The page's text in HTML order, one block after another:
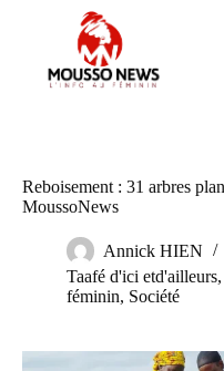
Reboisement : 31 arbres
MoussoNews
Annick HIEN
Taafé d'ici etd'ailleurs,
féminin, Société